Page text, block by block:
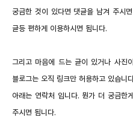
궁금한 것이 있다면 댓글을 남겨 주시
글등 편하게 이용하시면 됩니다.
그리고 마음에 드는 글이 있거나 사진
블로그는 오직 링크만 허용하고 있습니
아래는 연락처 입니다. 뭔가 더 궁금한
주시면 됩니다.